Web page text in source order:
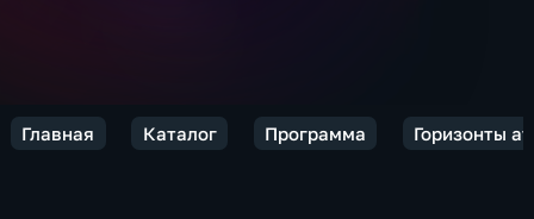
Главная Каталог Программа Горизонты